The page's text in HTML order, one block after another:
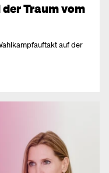
Traum vom
auf der